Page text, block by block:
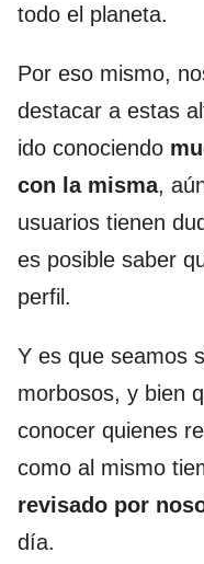
todo el planeta.
Por eso mismo,
destacar a estas
ido conociendo
con la misma,
usuarios tienen
es posible saber
perfil.
Y es que seamos
morbosos, y bien
conocer quienes
como al mismo
revisado por
día.